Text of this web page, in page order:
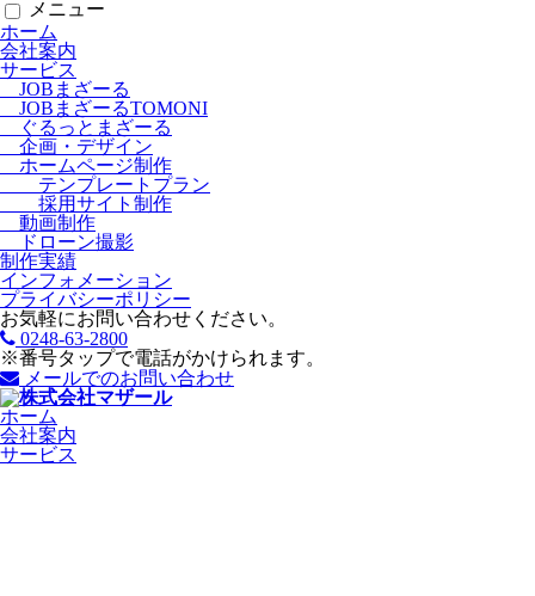
メニュー
ホーム
会社案内
サービス
JOBまざーる
JOBまざーるTOMONI
ぐるっとまざーる
企画・デザイン
ホームページ制作
テンプレートプラン
採用サイト制作
動画制作
ドローン撮影
制作実績
インフォメーション
プライバシーポリシー
お気軽にお問い合わせください。
0248-63-2800
※番号タップで電話がかけられます。
メールでのお問い合わせ
ホーム
会社案内
サービス